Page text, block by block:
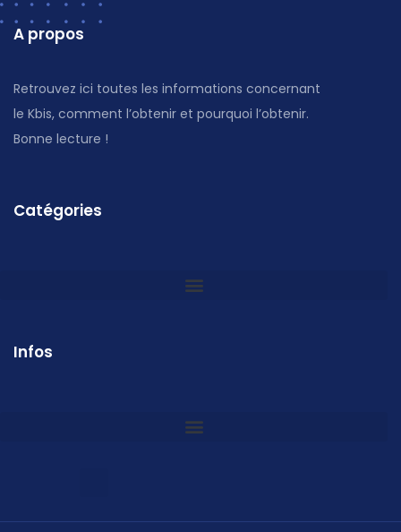
A propos
Retrouvez ici toutes les informations concernant
le Kbis, comment l’obtenir et pourquoi l’obtenir.
Bonne lecture !
Catégories
Infos